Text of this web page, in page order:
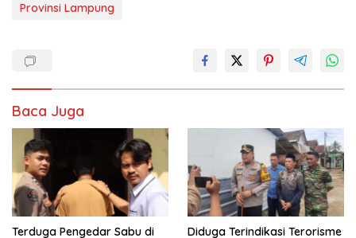
Provinsi Lampung
Baca Juga
Terduga Pengedar Sabu di
Diduga Terindikasi Terorisme